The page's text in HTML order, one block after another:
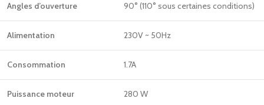
Angles d’ouverture 90° (110° sous certaines conditions)
Alimentation 230V ~ 50Hz
Consommation 1.7A
Puissance moteur 280 W